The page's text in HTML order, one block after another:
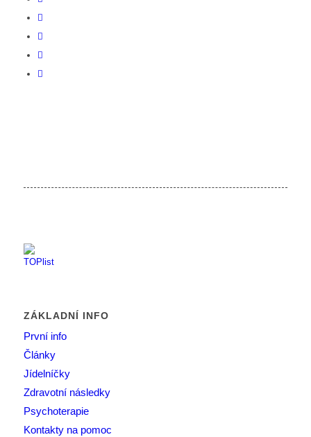
ZÁKLADNÍ INFO
První info
Články
Jídelníčky
Zdravotní následky
Psychoterapie
Kontakty na pomoc